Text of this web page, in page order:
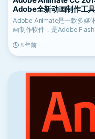
Adobe全新动画制作工具
Adobe Animate是一款多媒
画制作软件，是Adobe
8 年前